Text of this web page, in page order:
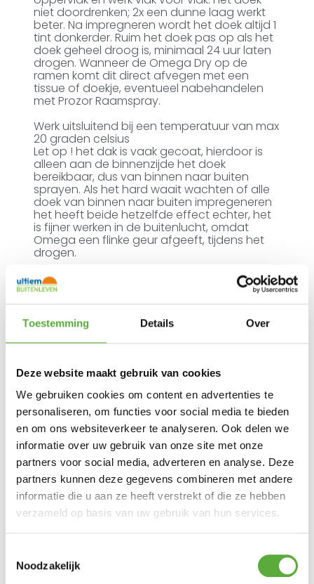
Toestemming Details Over
Deze website maakt gebruik van cookies
We gebruiken cookies om content en advertenties te
personaliseren, om functies voor social media te bieden
en om ons websiteverkeer te analyseren. Ook delen we
informatie over uw gebruik van onze site met onze
partners voor social media, adverteren en analyse. Deze
partners kunnen deze gegevens combineren met andere
informatie die u aan ze heeft verstrekt of die ze hebben
verzameld op basis van uw gebruik van hun services.
Noodzakelijk
niet doordrenken; 2x een dunne laag werkt
beter. Na impregneren wordt het doek altijd 1
tint donkerder. Ruim het doek pas op als het
doek geheel droog is, minimaal 24 uur laten
drogen. Wanneer de Omega Dry op de
ramen komt dit direct afvegen met een
tissue of doekje, eventueel nabehandelen
met Prozor Raamspray.
Werk uitsluitend bij een temperatuur van max
20 graden celsius
Let op ! het dak is vaak gecoat, hierdoor is
alleen aan de binnenzijde het doek
bereikbaar, dus van binnen naar buiten
sprayen. Als het hard waait wachten of alle
doek van binnen naar buiten impregeneren
het heeft beide hetzelfde effect echter, het
is fijner werken in de buitenlucht, omdat
Omega een flinke geur afgeeft, tijdens het
drogen.
Bestel Omega dry waterdichting van 123
Products en andere onderhoud- en
schoonmaakmiddelen voor je tent
eenvoudig bij Ultiem Buitenleven.
Ultiem Buitenleven prijs:
€16,99
Gratis verzending vanaf €250,-*
Achteraf betalen mogelijk
Snelle verzending & levering aan huis
Kopersbescherming met Trusted Shops
SKU55000064
onderhoud,Tent accessoires,Tent onderhoud
123 Products